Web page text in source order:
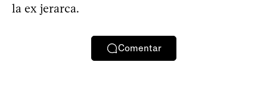
la ex jerarca.
Comentar